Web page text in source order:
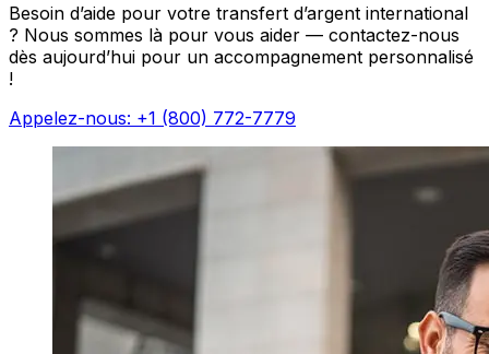
Besoin d’aide pour votre transfert d’argent international
? Nous sommes là pour vous aider — contactez-nous
dès aujourd’hui pour un accompagnement personnalisé
!
Appelez-nous: +1 (800) 772-7779